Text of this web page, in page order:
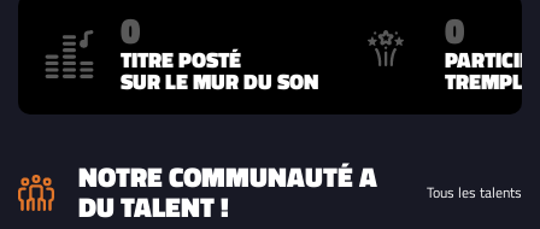
0
TITRE POSTÉ
SUR LE MUR DU SON
0
NOTRE COMMUNAUTÉ A
DU TALENT ! Tous les talents